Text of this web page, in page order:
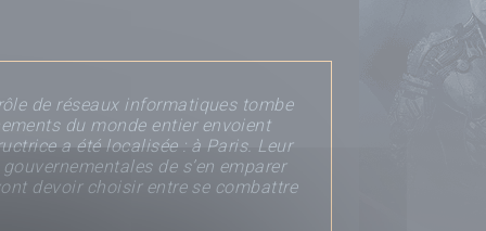
de réseaux informatiques tombe
du monde entier envoient
a été localisée : à Paris. Leur
de s’en emparer
devoir choisir entre se combattre